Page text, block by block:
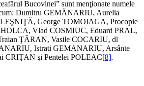
Bucovinei” sunt menţionate numele
Dumitru GEMĂNARIU, Aurelia
George TOMOIAGA, Procopie
Vlad COSMIUC, Eduard PRAL,
ŢĂRAN, Vasile COCARIU, dl
Istrati GEMANARIU, Arsânte
CRIŢAN şi Pentelei POLEAC[8].